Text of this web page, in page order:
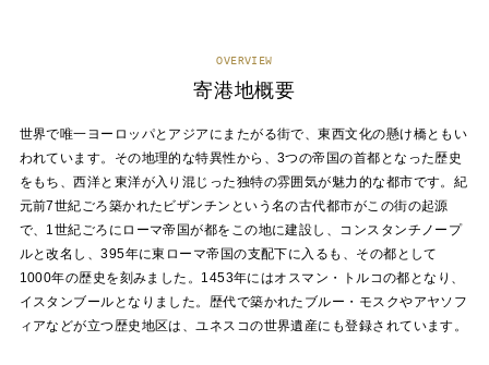
OVERVIEW
寄港地概要
世界で唯一ヨーロッパとアジアにまたがる街で、東西文化の懸け橋ともい
われています。その地理的な特異性から、3つの帝国の首都となった歴史
をもち、西洋と東洋が入り混じった独特の雰囲気が魅力的な都市です。紀
元前7世紀ごろ築かれたビザンチンという名の古代都市がこの街の起源
で、1世紀ごろにローマ帝国が都をこの地に建設し、コンスタンチノープ
ルと改名し、395年に東ローマ帝国の支配下に入るも、その都として
1000年の歴史を刻みました。1453年にはオスマン・トルコの都となり、
イスタンブールとなりました。歴代で築かれたブルー・モスクやアヤソフ
ィアなどが立つ歴史地区は、ユネスコの世界遺産にも登録されています。